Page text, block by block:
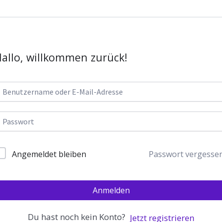
willkommen zurück!
Angemeldet bleiben Passwort
Anmelden
Du hast noch kein Konto? Jetzt registrieren